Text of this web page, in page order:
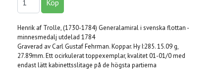
Henrik af Trolle, (1730-1784) Generalamiral i svenska flottan -
minnesmedalj utdelad 1784
Graverad av Carl Gustaf Fehrman. Koppar. Hy I:285. 15.09 g,
27.89mm. Ett ocirkulerat toppexemplar, kvalitet 01-01/0 med
endast lätt kabinettsslitage på de högsta partierna